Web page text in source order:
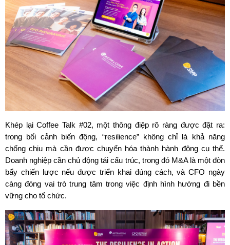
Khép lại Coffee Talk #02, một thông điệp rõ ràng được đặt ra:
trong bối cảnh biến động, “resilience” không chỉ là khả năng
chống chịu mà cần được chuyển hóa thành hành động cụ thể.
Doanh nghiệp cần chủ động tái cấu trúc, trong đó M&A là một đòn
bẩy chiến lược nếu được triển khai đúng cách, và CFO ngày
càng đóng vai trò trung tâm trong việc định hình hướng đi bền
vững cho tổ chức.